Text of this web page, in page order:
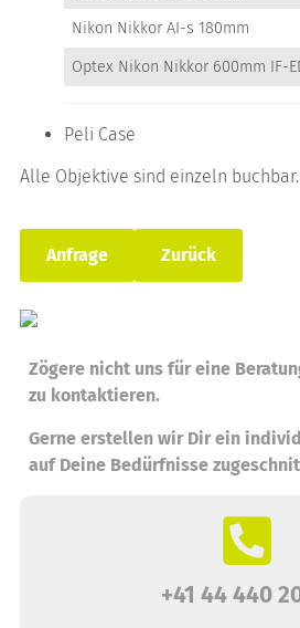
Nikon Nikkor AI-s 180mm
Optex Nikon Nikkor 600mm IF-
Peli Case
Alle Objektive sind einzeln buchbar.
Anfrage Zurück
Zögere nicht uns für eine
zu kontaktieren.
Gerne erstellen wir Dir ein
auf Deine Bedürfnisse
+41 44 440